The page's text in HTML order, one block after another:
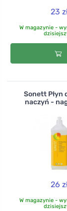
23
W magazynie -
Sonett Płyn
naczyń -
26
W magazynie -